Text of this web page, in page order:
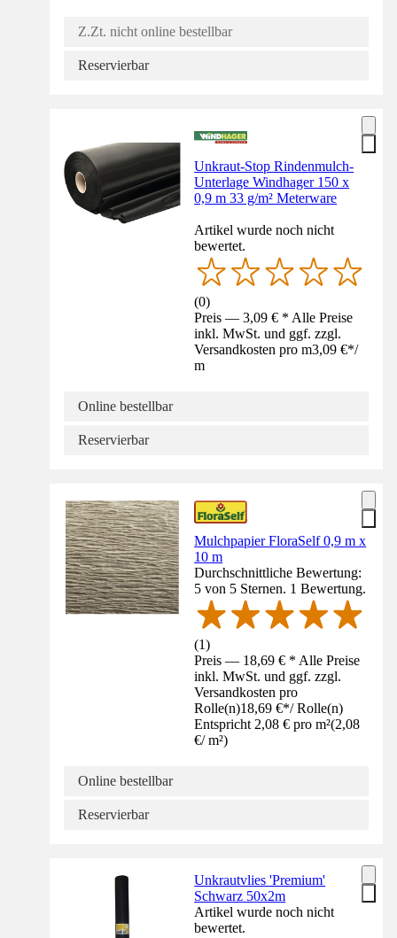
Z.Zt. nicht online bestellbar
Reservierbar
Unkraut-Stop Rindenmulch-
Unterlage Windhager 150 x
0,9 m 33 g/m² Meterware
Artikel wurde noch nicht
bewertet.
(0)
Preis — 3,09 € * Alle Preise
inkl. MwSt. und ggf. zzgl.
Versandkosten pro m3,09 €*/
m
Online bestellbar
Reservierbar
Mulchpapier FloraSelf 0,9 m x
10 m
Durchschnittliche Bewertung:
5 von 5 Sternen. 1 Bewertung.
(1)
Preis — 18,69 € * Alle Preise
inkl. MwSt. und ggf. zzgl.
Versandkosten pro
Rolle(n)18,69 €*/ Rolle(n)
Entspricht 2,08 € pro m²(2,08
€/ m²)
Online bestellbar
Reservierbar
Unkrautvlies 'Premium'
Schwarz 50x2m
Artikel wurde noch nicht
bewertet.